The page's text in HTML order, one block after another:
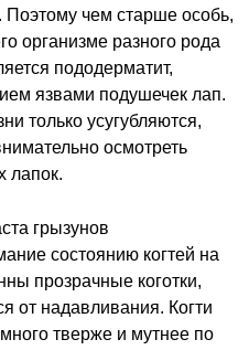
Поэтому чем старше особь,
организме разного рода
пододерматит,
язвами подушечек лап.
только усугубляются,
осмотреть
лапок.
грызунов
состоянию когтей на
прозрачные коготки,
от надавливания. Когти
тверже и мутнее по